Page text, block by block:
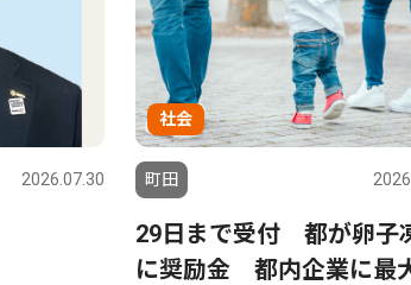
2026.07.30
社会
町田
29日まで受付 都が卵子
に奨励金 都内企業に最